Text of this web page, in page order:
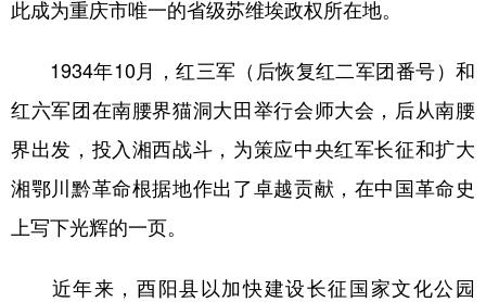
此成为重庆市唯一的省级苏维埃政权所在地。
1934年10月，红三军（后恢复红二军团番号）和
红六军团在南腰界猫洞大田举行会师大会，后从南腰
界出发，投入湘西战斗，为策应中央红军长征和扩大
湘鄂川黔革命根据地作出了卓越贡献，在中国革命史
上写下光辉的一页。
近年来，酉阳县以加快建设长征国家文化公园